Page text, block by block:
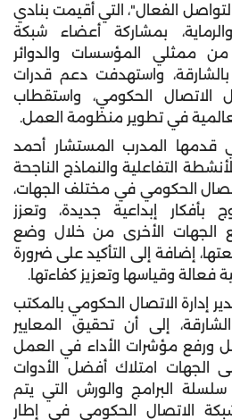
الفعال"، التي أقيمت بنادي
بمشاركة أعضاء شبكة
من ممثلي المؤسسات والدوائر
بالشارقة، واستهدفت دعم قدرات
الاتصال الحكومي، واستقطاب
في تطوير منظومة العمل.
قدمها المدرب المستشار أحمد
التفاعلية والنماذج الناجحة
الحكومي في مختلف الجهات،
إبداعية جديدة، وتعزز
الجهات الأخرى من خلال وضع
إضافة إلى التأكيد على ضرورة
فعالة وقياسها وتعزيز كفاءتها.
إدارة الاتصال الحكومي بالمكتب
إلى أن تحقيق المعايير
ورفع مؤشرات الأداء في العمل
الجهات امتلاك أفضل الأدوات
سلسلة البرامج والورش التي يتم
الاتصال الحكومي في إطار